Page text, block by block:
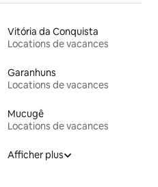
Vitória da Conquista
Locations de vacances
Garanhuns
Locations de vacances
Mucugê
Locations de vacances
Afficher plus